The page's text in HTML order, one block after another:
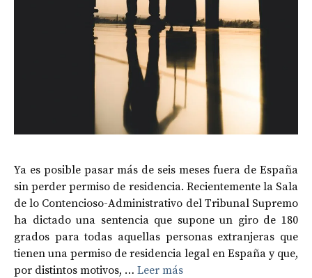
Ya es posible pasar más de seis meses fuera de España
sin perder permiso de residencia. Recientemente la Sala
de lo Contencioso-Administrativo del Tribunal Supremo
ha dictado una sentencia que supone un giro de 180
grados para todas aquellas personas extranjeras que
tienen una permiso de residencia legal en España y que,
por distintos motivos, … Leer más